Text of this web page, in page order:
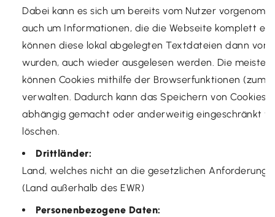
Dabei kann es sich um bereits vom Nutzer
auch um Informationen, die die Webseite komplett
können diese lokal abgelegten Textdateien dann
wurden, auch wieder ausgelesen werden. Die
können Cookies mithilfe der Browserfunktionen
verwalten. Dadurch kann das Speichern von Cookies
abhängig gemacht oder anderweitig eingeschränkt
löschen.
Drittländer:
Land, welches nicht an die gesetzlichen
(Land außerhalb des EWR)
Personenbezogene Daten: